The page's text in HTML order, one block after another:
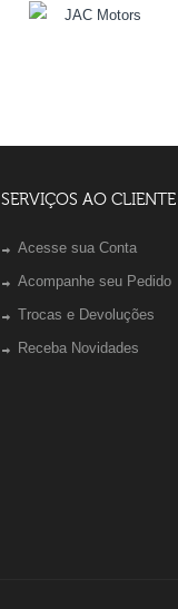
SERVIÇOS AO CLIENTE
Acesse sua Conta
Acompanhe seu Pedido
Trocas e Devoluções
Receba Novidades